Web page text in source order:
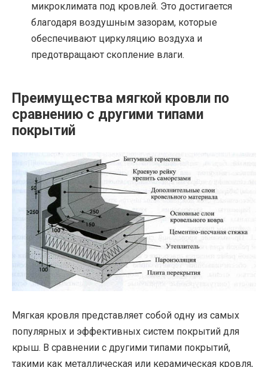
микроклимата под кровлей. Это достигается
благодаря воздушным зазорам, которые
обеспечивают циркуляцию воздуха и
предотвращают скопление влаги.
Преимущества мягкой кровли по
сравнению с другими типами
покрытий
Мягкая кровля представляет собой одну из самых
популярных и эффективных систем покрытий для
крыш. В сравнении с другими типами покрытий,
такими как металлическая или керамическая кровля,